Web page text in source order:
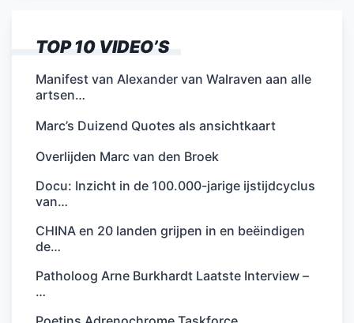
TOP 10 VIDEO’S
Manifest van Alexander van Walraven aan alle
artsen…
Marc’s Duizend Quotes als ansichtkaart
Overlijden Marc van den Broek
Docu: Inzicht in de 100.000-jarige ijstijdcyclus
van…
CHINA en 20 landen grijpen in en beëindigen
de…
Patholoog Arne Burkhardt Laatste Interview –
…